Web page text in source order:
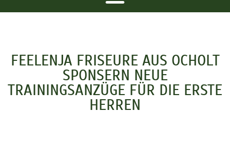
FEELENJA FRISEURE AUS OCHOLT
SPONSERN NEUE
TRAININGSANZÜGE FÜR DIE ERSTE
HERREN